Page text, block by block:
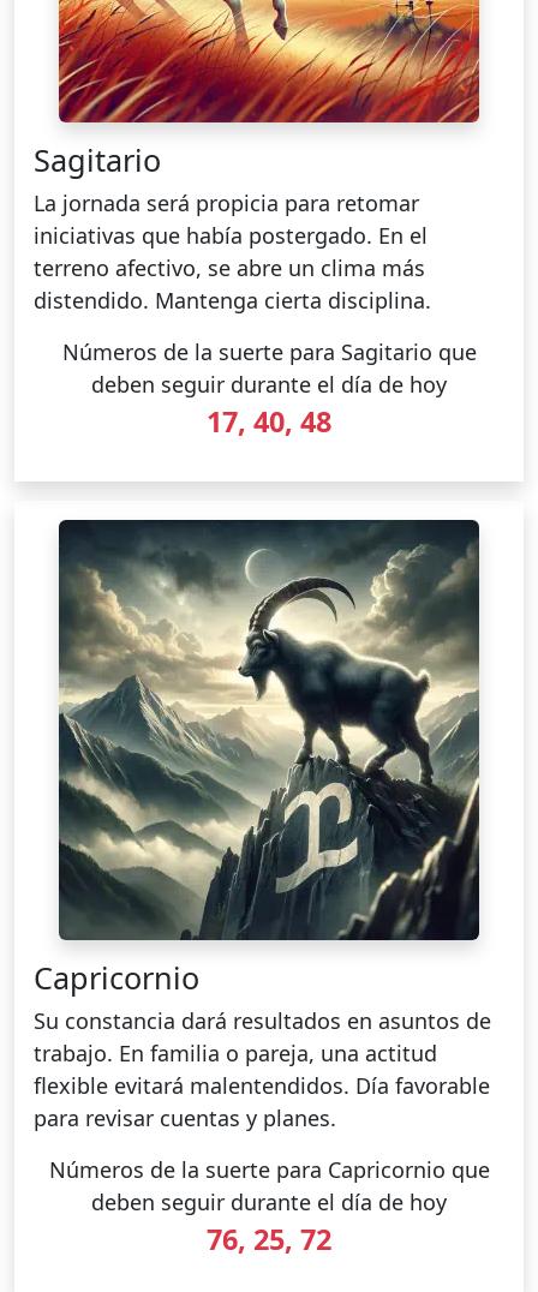
Sagitario
La jornada será propicia para retomar
iniciativas que había postergado. En el
terreno afectivo, se abre un clima más
distendido. Mantenga cierta disciplina.
Números de la suerte para Sagitario que
deben seguir durante el día de hoy
17, 40, 48
Capricornio
Su constancia dará resultados en asuntos de
trabajo. En familia o pareja, una actitud
flexible evitará malentendidos. Día favorable
para revisar cuentas y planes.
Números de la suerte para Capricornio que
deben seguir durante el día de hoy
76, 25, 72